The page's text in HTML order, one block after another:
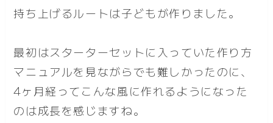
持ち上げるルートは子どもが作りました。
最初はスターターセットに入っていた作り方
マニュアルを見ながらでも難しかったのに、
4ヶ月経ってこんな風に作れるようになった
のは成長を感じますね。